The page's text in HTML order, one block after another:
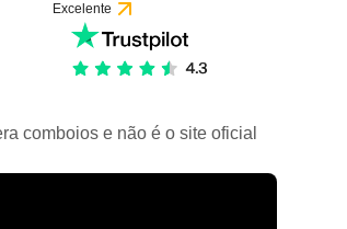
Excelente
comboios e não é o site oficial